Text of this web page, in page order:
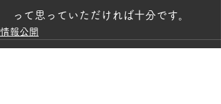
って思っていただければ十分です。
情報公開